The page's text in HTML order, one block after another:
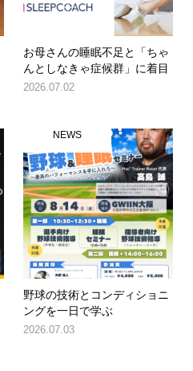
お母さんの睡眠不足と「ちゃ
んとしなきゃ症候群」に着目
2026.07.02
NEWS
野球の技術とコンディショニ
ングを一日で学ぶ
2026.07.03